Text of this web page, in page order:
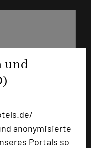
und
anonymisierte
Portals so
120